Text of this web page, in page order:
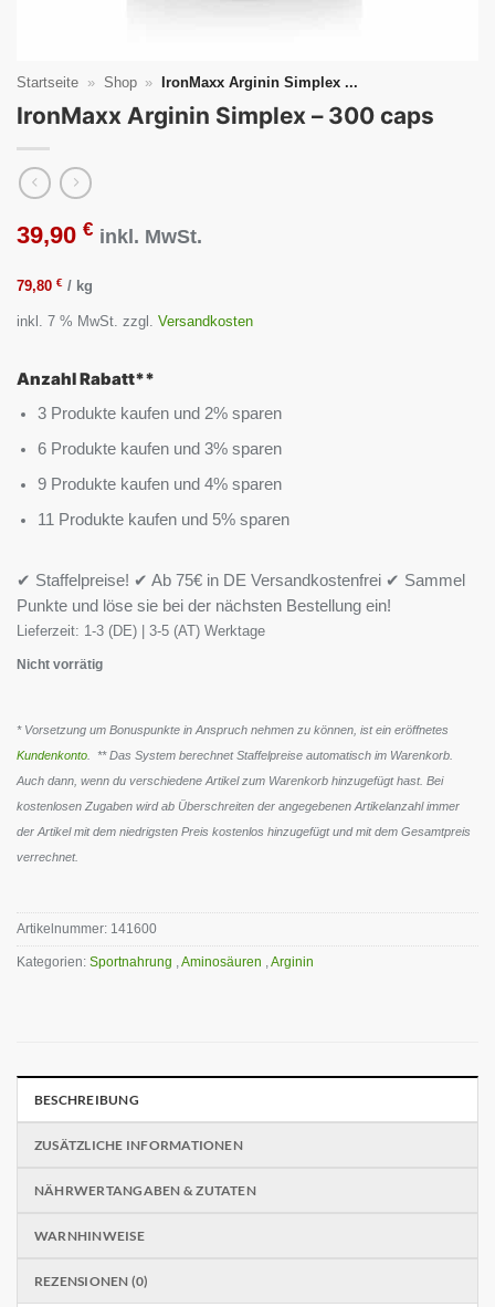
Startseite » Shop » IronMaxx Arginin Simplex ...
IronMaxx Arginin Simplex – 300 caps
39,90 € inkl. MwSt.
79,80 € / kg
inkl. 7 % MwSt. zzgl. Versandkosten
Anzahl Rabatt**
3 Produkte kaufen und 2% sparen
6 Produkte kaufen und 3% sparen
9 Produkte kaufen und 4% sparen
11 Produkte kaufen und 5% sparen
✔ Staffelpreise! ✔ Ab 75€ in DE Versandkostenfrei ✔ Sammel
Punkte und löse sie bei der nächsten Bestellung ein!
Lieferzeit: 1-3 (DE) | 3-5 (AT) Werktage
Nicht vorrätig
* Vorsetzung um Bonuspunkte in Anspruch nehmen zu können, ist ein eröffnetes
Kundenkonto . ** Das System berechnet Staffelpreise automatisch im Warenkorb.
Auch dann, wenn du verschiedene Artikel zum Warenkorb hinzugefügt hast. Bei
kostenlosen Zugaben wird ab Überschreiten der angegebenen Artikelanzahl immer
der Artikel mit dem niedrigsten Preis kostenlos hinzugefügt und mit dem Gesamtpreis
verrechnet.
Artikelnummer: 141600
Kategorien: Sportnahrung ,Aminosäuren ,Arginin
BESCHREIBUNG
ZUSÄTZLICHE INFORMATIONEN
NÄHRWERTANGABEN & ZUTATEN
WARNHINWEISE
REZENSIONEN (0)